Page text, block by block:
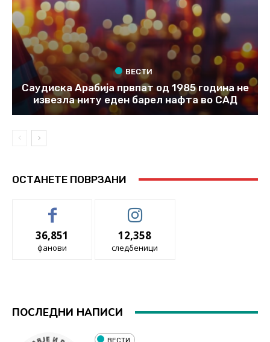
ВЕСТИ
Саудиска Арабија првпат од 1985 година не
извезла ниту еден барел нафта во САД
ОСТАНЕТЕ ПОВРЗАНИ
36,851
фанови
12,358
следбеници
ПОСЛЕДНИ НАПИСИ
ВЕСТИ